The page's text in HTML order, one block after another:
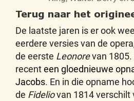
Terug naar het
De laatste jaren is er ook
eerdere versies van de
de eerste Leonorevan 1805.
recenteen gloednieuwe
Jacobs. En in die opname
de Fideliovan 1814 verschilt